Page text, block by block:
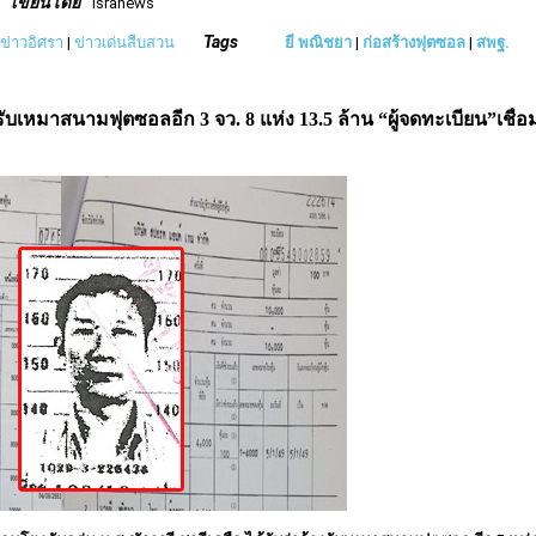
าวอิศรา | ข่าวเด่นสืบสวน Tags ยี พณิชยา| ก่อสร้างฟุตซอล| สพฐ.
หมาสนามฟุตซอลอีก 3 จว. 8 แห่ง 13.5 ล้าน “ผู้จดทะเบียน”เชื่อ